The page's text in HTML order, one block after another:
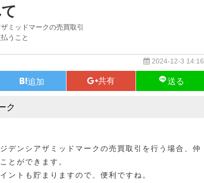
ミッドマークの売買取引
うこと
2024-12-3 14:16
ク
プンレジデンシアザミッドマーク
デンシアザミッドマークの売買取引を行う場合、仲
とができます。
ントも貯まりますので、便利ですね。